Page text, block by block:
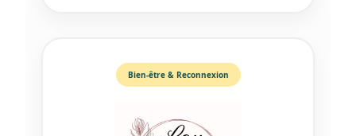
Bien-être & Reconnexion